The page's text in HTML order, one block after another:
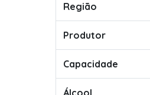
Região
Produtor
Capacidade
Álcool